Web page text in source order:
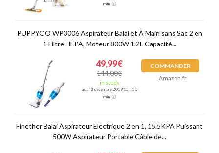
min
PUPPYOO WP3006 Aspirateur Balai et À Main sans Sac 2 en
1 Filtre HEPA, Moteur 800W 1.2L Capacité...
49,99€
144,00€
in stock
as of 3 décembre 2019 15 h 50
min
COMMANDER
Amazon.fr
Finether Balai Aspirateur Electrique 2 en 1, 15.5KPA Puissant
500W Aspirateur Portable Câble de...